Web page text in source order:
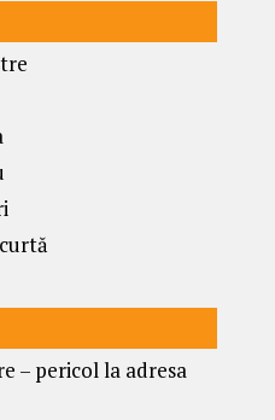
– pericol la adresa